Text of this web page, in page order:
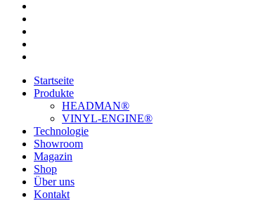
Startseite
Produkte
HEADMAN®
VINYL-ENGINE®
Technologie
Showroom
Magazin
Shop
Über uns
Kontakt